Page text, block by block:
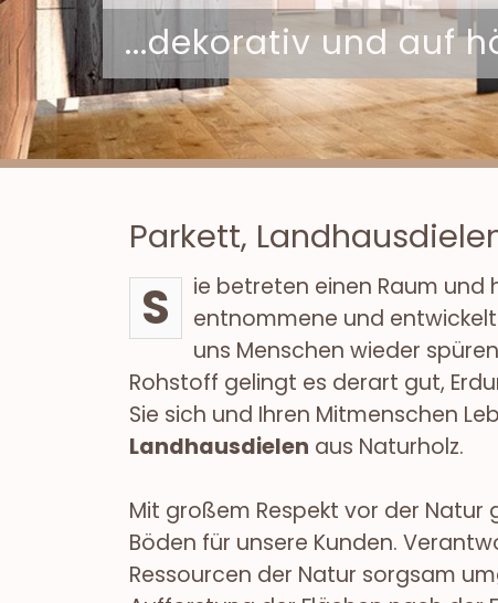
...dekorativ und auf
Parkett,
S
ie betreten einen Raum und
entnommene und
uns Menschen wieder
Rohstoff gelingt es derart gut,
Sie sich und Ihren Mitmenschen
Landhausdielen aus Naturholz.
Mit großem Respekt vor der
Böden für unsere Kunden.
Ressourcen der Natur sorgsam